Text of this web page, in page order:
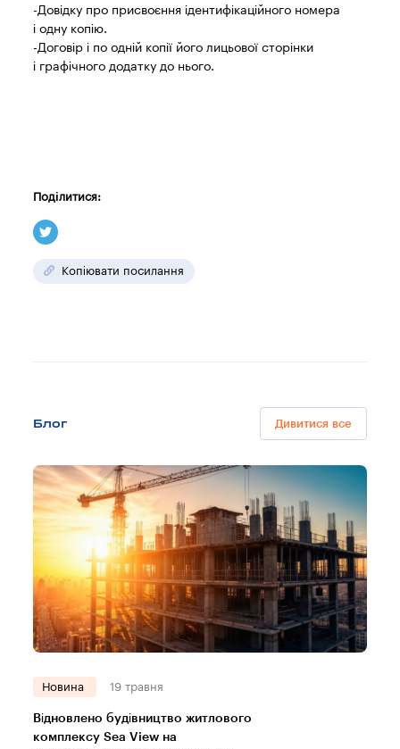
-Довідку про присвоєння ідентифікаційного номера
і одну копію.
-Договір і по одній копії його лицьової сторінки
і графічного додатку до нього.
Поділитися:
Копіювати посилання
Блог Дивитися все
Новина 19 травня
Відновлено будівництво житлового
комплексу Sea View на